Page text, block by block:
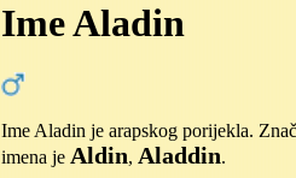
Ime Aladin
Ime Aladin je arapskog porijekla.
imena je Aldin, Aladdin.